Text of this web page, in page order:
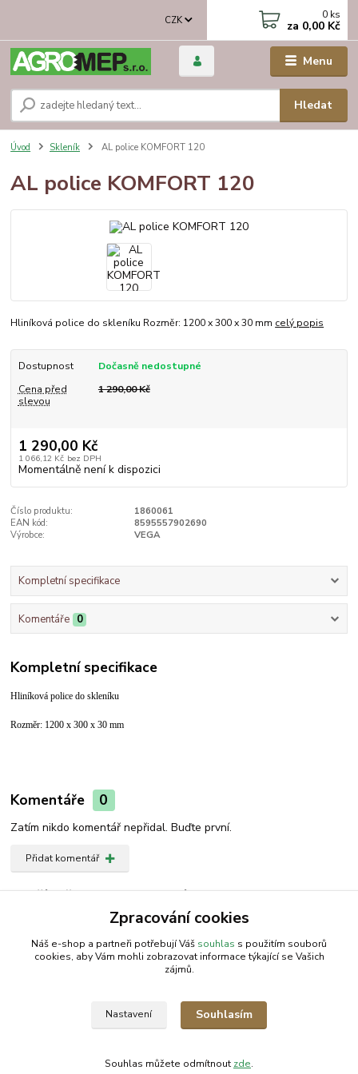
Menu
CZK
Hledat
0 ks
za 0,00 Kč
Úvod Skleník AL police KOMFORT 120
AL police KOMFORT 120
Hliníková police do skleníku Rozměr: 1200 x 300 x 30 mm celý popis
Dostupnost
Dočasně nedostupné
Cena před
slevou
1 290,00 Kč
1 290,00 Kč
1 066,12 Kč bez DPH
Momentálně není k dispozici
Číslo produktu:
1860061
EAN kód:
8595557902690
Výrobce:
VEGA
Kompletní specifikace
Komentáře 0
Kompletní specifikace
Hliníková police do skleníku
Rozměr: 1200 x 300 x 30 mm
Komentáře 0
Zatím nikdo komentář nepřidal. Buďte první.
Přidat komentář
Zboží zařazeno v kategoriích
Zpracování cookies
Náš e-shop a partneři potřebují Váš souhlas s použitím souborů
cookies, aby Vám mohli zobrazovat informace týkající se Vašich
zájmů.
Nastavení Souhlasím
Souhlas můžete odmítnout zde.